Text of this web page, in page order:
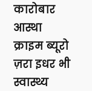
कारोबार
आस्था
क्राइम ब्यूरो
ज़रा इधर भी
स्वास्थ्य